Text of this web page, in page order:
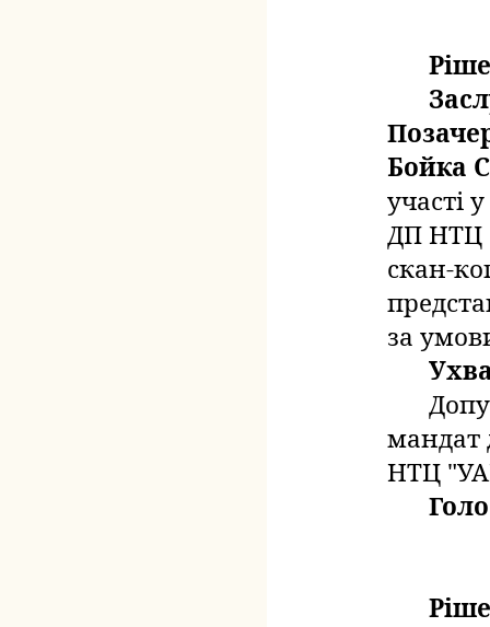
Бойка
участі
ДП НТЦ
скан-
за
мандат
НТЦ